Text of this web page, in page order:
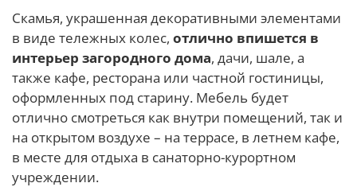
Скамья, украшенная декоративными элементами
в виде тележных колес, отлично впишется в
интерьер загородного дома, дачи, шале, а
также кафе, ресторана или частной гостиницы,
оформленных под старину. Мебель будет
отлично смотреться как внутри помещений, так и
на открытом воздухе – на террасе, в летнем кафе,
в месте для отдыха в санаторно-курортном
учреждении.